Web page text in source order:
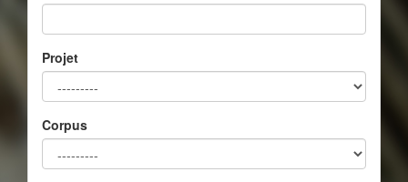
Projet
Corpus